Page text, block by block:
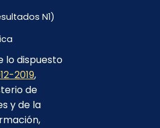
N1)
Chachimbiro
lo dispuesto
2019,
de
y de la